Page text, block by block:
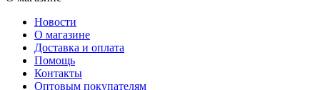
Новости
О магазине
Доставка и оплата
Помощь
Контакты
Оптовым покупателям